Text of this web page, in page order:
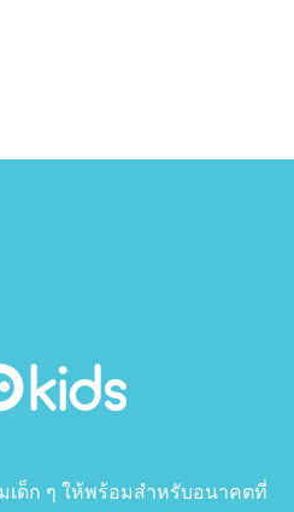
เด็ก ๆ ให้พร้อมสำหรับอนาคตที่